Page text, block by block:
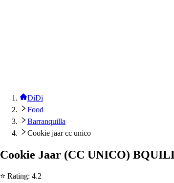
DiDi
Food
Barranquilla
Cookie jaar cc unico
Cookie Jaar (CC UNICO)
⭐ Rating: 4.2